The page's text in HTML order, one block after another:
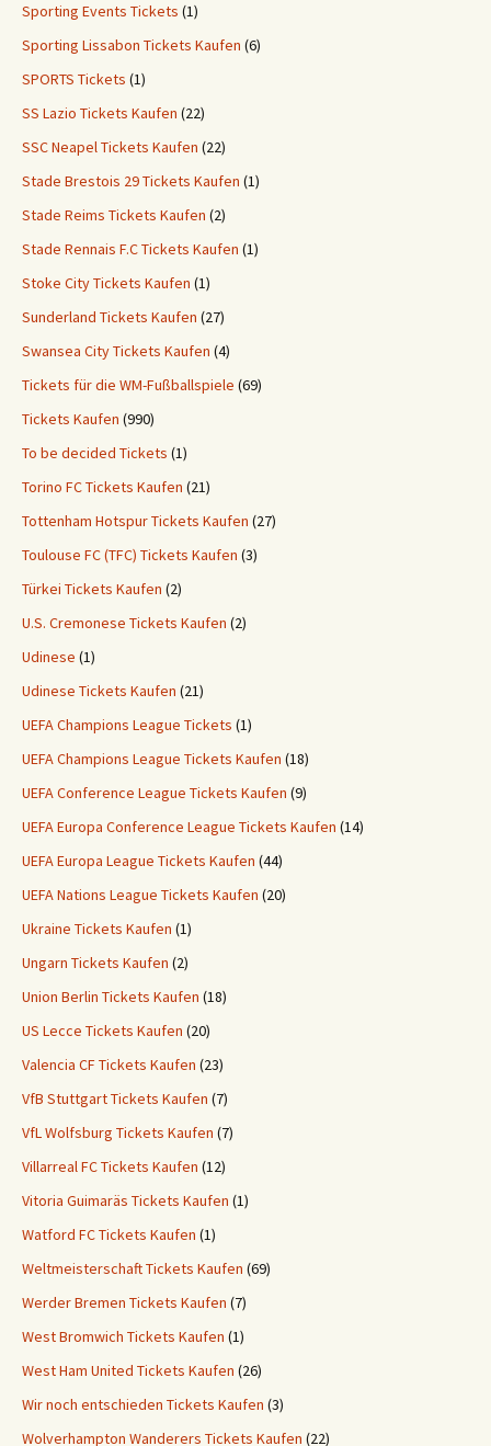
Sporting Events Tickets (1)
Sporting Lissabon Tickets Kaufen (6)
SPORTS Tickets (1)
SS Lazio Tickets Kaufen (22)
SSC Neapel Tickets Kaufen (22)
Stade Brestois 29 Tickets Kaufen (1)
Stade Reims Tickets Kaufen (2)
Stade Rennais F.C Tickets Kaufen (1)
Stoke City Tickets Kaufen (1)
Sunderland Tickets Kaufen (27)
Swansea City Tickets Kaufen (4)
Tickets für die WM-Fußballspiele (69)
Tickets Kaufen (990)
To be decided Tickets (1)
Torino FC Tickets Kaufen (21)
Tottenham Hotspur Tickets Kaufen (27)
Toulouse FC (TFC) Tickets Kaufen (3)
Türkei Tickets Kaufen (2)
U.S. Cremonese Tickets Kaufen (2)
Udinese (1)
Udinese Tickets Kaufen (21)
UEFA Champions League Tickets (1)
UEFA Champions League Tickets Kaufen (18)
UEFA Conference League Tickets Kaufen (9)
UEFA Europa Conference League Tickets Kaufen (14)
UEFA Europa League Tickets Kaufen (44)
UEFA Nations League Tickets Kaufen (20)
Ukraine Tickets Kaufen (1)
Ungarn Tickets Kaufen (2)
Union Berlin Tickets Kaufen (18)
US Lecce Tickets Kaufen (20)
Valencia CF Tickets Kaufen (23)
VfB Stuttgart Tickets Kaufen (7)
VfL Wolfsburg Tickets Kaufen (7)
Villarreal FC Tickets Kaufen (12)
Vitoria Guimaräs Tickets Kaufen (1)
Watford FC Tickets Kaufen (1)
Weltmeisterschaft Tickets Kaufen (69)
Werder Bremen Tickets Kaufen (7)
West Bromwich Tickets Kaufen (1)
West Ham United Tickets Kaufen (26)
Wir noch entschieden Tickets Kaufen (3)
Wolverhampton Wanderers Tickets Kaufen (22)